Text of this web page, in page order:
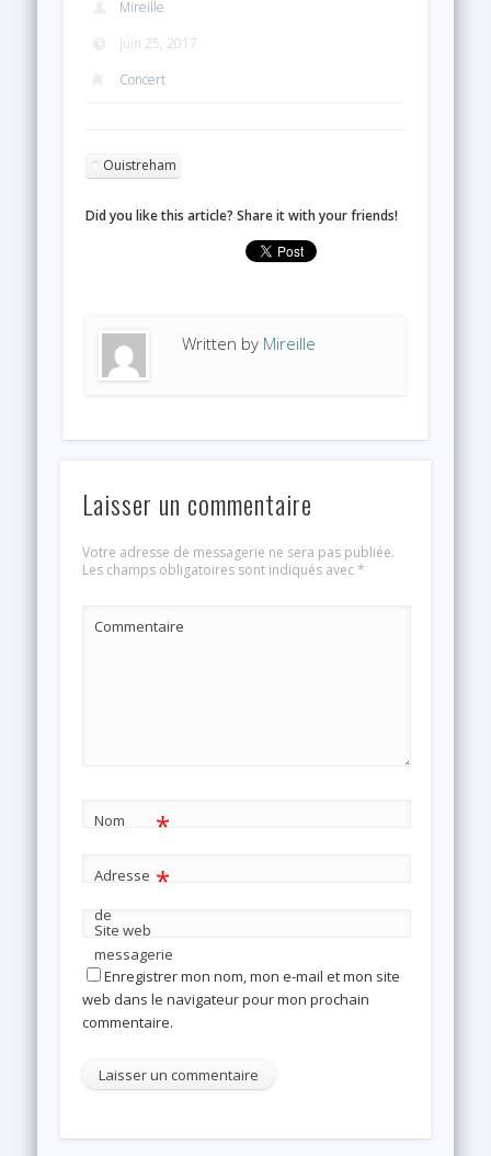
Mireille
juin 25, 2017
Concert
Ouistreham
Did you like this article? Share it with your friends!
Written by Mireille
Laisser un commentaire
Votre adresse de messagerie ne sera pas publiée.
Les champs obligatoires sont indiqués avec*
Commentaire
Nom *
Adresse
de
messagerie
*
Site web
Enregistrer mon nom, mon e-mail et mon site
web dans le navigateur pour mon prochain
commentaire.